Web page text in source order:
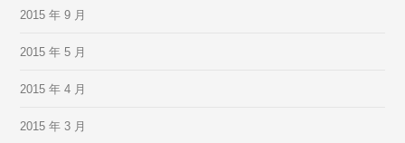
2015 年 9 月
2015 年 5 月
2015 年 4 月
2015 年 3 月